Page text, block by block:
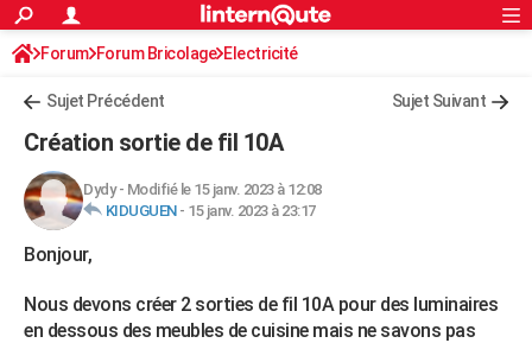
ACTUALITÉS
Politique
Société
Faits Divers
Education
Monde
Villes
+
FINANCE
Retraite
Impôts
Epargne
Immobilier
Risques naturels par ville
Banque
Assurance
Crédit
AUTO
Essais
Réserver un essai
Citadines
Berlines
SUV
Forum auto
+HIGH-TECH
Mobiles
Meilleur smartphone
Internet
Ordinateurs
Jeux vidéo
Guide high-tech
+
S'inscrire
Connexion
Forum Forum Bricolage Electricité
Sujet Précédent Sujet Suivant
Création sortie de fil 10A
Dydy- Modifié le 15 janv. 2023 à 12:08
KIDUGUEN- 15 janv. 2023 à 23:17
Bonjour,
Nous devons créer 2 sorties de fil 10A pour des luminaires
en dessous des meubles de cuisine mais ne savons pas